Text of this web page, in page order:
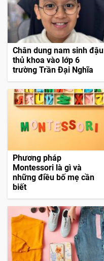
Chân dung nam sinh đậu
thủ khoa vào lớp 6
trường Trần Đại Nghĩa
Phương pháp
Montessori là gì và
những điều bố mẹ cần
biết